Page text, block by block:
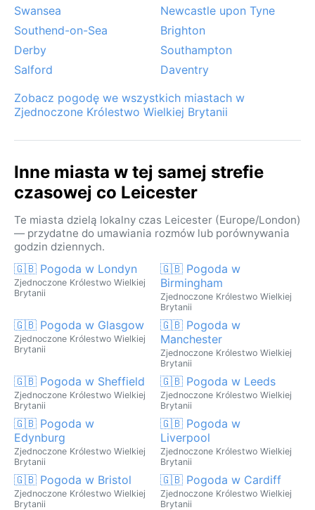
Swansea
Newcastle upon Tyne
Southend-on-Sea
Brighton
Derby
Southampton
Salford
Daventry
Zobacz pogodę we wszystkich miastach w
Zjednoczone Królestwo Wielkiej Brytanii
Inne miasta w tej samej strefie
czasowej co Leicester
Te miasta dzielą lokalny czas Leicester (Europe/London)
— przydatne do umawiania rozmów lub porównywania
godzin dziennych.
🇬🇧 Pogoda w Londyn
Zjednoczone Królestwo Wielkiej
Brytanii
🇬🇧 Pogoda w
Birmingham
Zjednoczone Królestwo Wielkiej
Brytanii
🇬🇧 Pogoda w Glasgow
Zjednoczone Królestwo Wielkiej
Brytanii
🇬🇧 Pogoda w
Manchester
Zjednoczone Królestwo Wielkiej
Brytanii
🇬🇧 Pogoda w Sheffield
Zjednoczone Królestwo Wielkiej
Brytanii
🇬🇧 Pogoda w Leeds
Zjednoczone Królestwo Wielkiej
Brytanii
🇬🇧 Pogoda w
Edynburg
Zjednoczone Królestwo Wielkiej
Brytanii
🇬🇧 Pogoda w
Liverpool
Zjednoczone Królestwo Wielkiej
Brytanii
🇬🇧 Pogoda w Bristol
Zjednoczone Królestwo Wielkiej
Brytanii
🇬🇧 Pogoda w Cardiff
Zjednoczone Królestwo Wielkiej
Brytanii